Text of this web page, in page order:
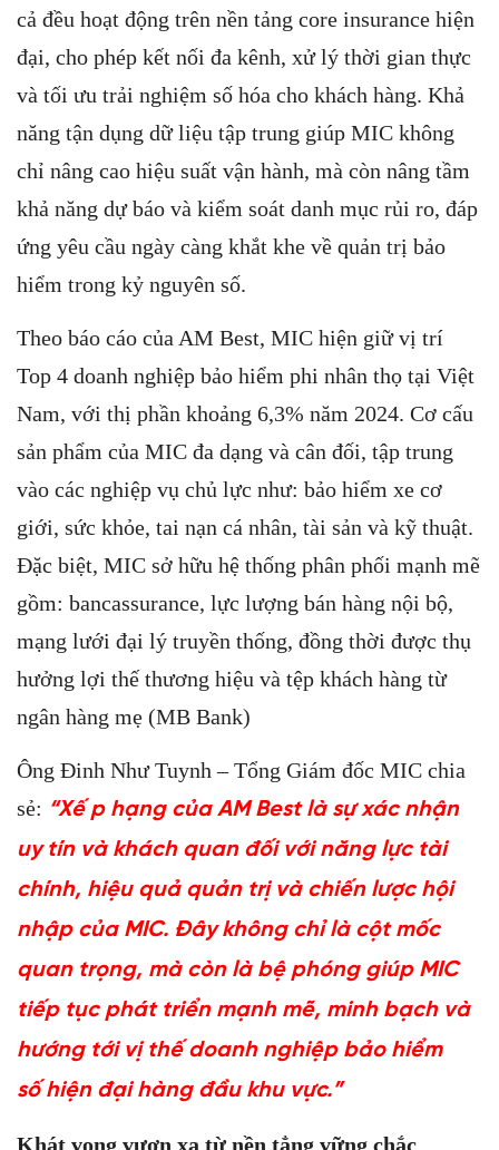
cả đều hoạt động trên nền tảng core insurance hiện
đại, cho phép kết nối đa kênh, xử lý thời gian thực
và tối ưu trải nghiệm số hóa cho khách hàng. Khả
năng tận dụng dữ liệu tập trung giúp MIC không
chỉ nâng cao hiệu suất vận hành, mà còn nâng tầm
khả năng dự báo và kiểm soát danh mục rủi ro, đáp
ứng yêu cầu ngày càng khắt khe về quản trị bảo
hiểm trong kỷ nguyên số.
Theo báo cáo của AM Best, MIC hiện giữ vị trí
Top 4 doanh nghiệp bảo hiểm phi nhân thọ tại Việt
Nam, với thị phần khoảng 6,3% năm 2024. Cơ cấu
sản phẩm của MIC đa dạng và cân đối, tập trung
vào các nghiệp vụ chủ lực như: bảo hiểm xe cơ
giới, sức khỏe, tai nạn cá nhân, tài sản và kỹ thuật.
Đặc biệt, MIC sở hữu hệ thống phân phối mạnh mẽ
gồm: bancassurance, lực lượng bán hàng nội bộ,
mạng lưới đại lý truyền thống, đồng thời được thụ
hưởng lợi thế thương hiệu và tệp khách hàng từ
ngân hàng mẹ (MB Bank)
Ông Đinh Như Tuynh – Tổng Giám đốc MIC chia
sẻ: “Xế p hạng của AM Best là sựxác nhận
uy tín và khách quan đối với năng lực tài
chính, hiệu quảquản trịvà chiến lược hội
nhập của MIC. Đây không chỉlà cột mốc
quan trọng, mà còn là bệphóng giúp MIC
tiếp tục phát triển mạnh mẽ, minh bạch và
hướng tới vịthếdoanh nghiệp bảo hiểm
sốhiện đại hàng đầu khu vực.”
Khát vọng vươn xa từnền tẳng vững chắc